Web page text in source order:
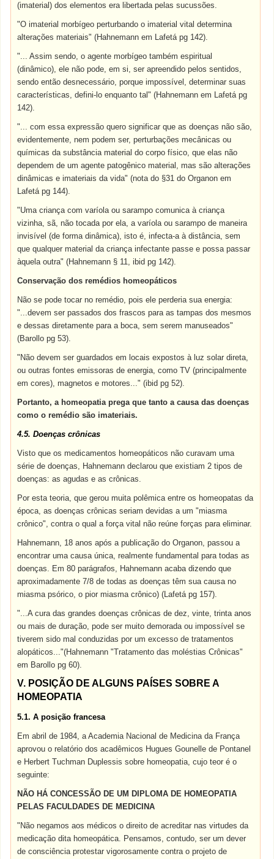
(imaterial) dos elementos era libertada pelas sucussões.
"O imaterial morbígeo perturbando o imaterial vital determina
alterações materiais" (Hahnemann em Lafetá pg 142).
"... Assim sendo, o agente morbígeo também espiritual
(dinâmico), ele não pode, em si, ser apreendido pelos sentidos,
sendo então desnecessário, porque impossível, determinar suas
características, defini-lo enquanto tal" (Hahnemann em Lafetá pg
142).
"... com essa expressão quero significar que as doenças não são,
evidentemente, nem podem ser, perturbações mecânicas ou
químicas da substância material do corpo físico, que elas não
dependem de um agente patogênico material, mas são alterações
dinâmicas e imateriais da vida" (nota do §31 do Organon em
Lafetá pg 144).
"Uma criança com varíola ou sarampo comunica à criança
vizinha, sã, não tocada por ela, a varíola ou sarampo de maneira
invisível (de forma dinâmica), isto é, infecta-a à distância, sem
que qualquer material da criança infectante passe e possa passar
àquela outra" (Hahnemann § 11, ibid pg 142).
Conservação dos remédios homeopáticos
Não se pode tocar no remédio, pois ele perderia sua energia:
"...devem ser passados dos frascos para as tampas dos mesmos
e dessas diretamente para a boca, sem serem manuseados"
(Barollo pg 53).
"Não devem ser guardados em locais expostos à luz solar direta,
ou outras fontes emissoras de energia, como TV (principalmente
em cores), magnetos e motores..." (ibid pg 52).
Portanto, a homeopatia prega que tanto a causa das doenças
como o remédio são imateriais.
4.5. Doenças crônicas
Visto que os medicamentos homeopáticos não curavam uma
série de doenças, Hahnemann declarou que existiam 2 tipos de
doenças: as agudas e as crônicas.
Por esta teoria, que gerou muita polêmica entre os homeopatas da
época, as doenças crônicas seriam devidas a um "miasma
crônico", contra o qual a força vital não reúne forças para eliminar.
Hahnemann, 18 anos após a publicação do Organon, passou a
encontrar uma causa única, realmente fundamental para todas as
doenças. Em 80 parágrafos, Hahnemann acaba dizendo que
aproximadamente 7/8 de todas as doenças têm sua causa no
miasma psórico, o pior miasma crônico) (Lafetá pg 157).
"...A cura das grandes doenças crônicas de dez, vinte, trinta anos
ou mais de duração, pode ser muito demorada ou impossível se
tiverem sido mal conduzidas por um excesso de tratamentos
alopáticos..."(Hahnemann "Tratamento das moléstias Crônicas"
em Barollo pg 60).
V. POSIÇÃO DE ALGUNS PAÍSES SOBRE A
HOMEOPATIA
5.1. A posição francesa
Em abril de 1984, a Academia Nacional de Medicina da França
aprovou o relatório dos acadêmicos Hugues Gounelle de Pontanel
e Herbert Tuchman Duplessis sobre homeopatia, cujo teor é o
seguinte:
NÃO HÁ CONCESSÃO DE UM DIPLOMA DE HOMEOPATIA
PELAS FACULDADES DE MEDICINA
"Não negamos aos médicos o direito de acreditar nas virtudes da
medicação dita homeopática. Pensamos, contudo, ser um dever
de consciência protestar vigorosamente contra o projeto de